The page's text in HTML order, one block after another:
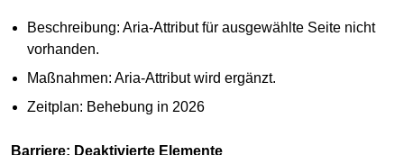
Beschreibung: Aria-Attribut für ausgewählte Seite nicht
vorhanden.
Maßnahmen: Aria-Attribut wird ergänzt.
Zeitplan: Behebung in 2026
Barriere: Deaktivierte Elemente